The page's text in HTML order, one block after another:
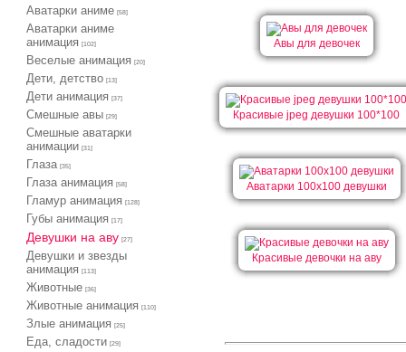
Аватарки аниме [58]
Аватарки аниме
анимация
[102]
Веселые анимация [20]
Дети, детство [13]
Дети анимация [37]
Cмешные авы [29]
Cмешные аватарки
анимации
[31]
Глаза [35]
Глаза анимация [58]
Гламур анимация [128]
Губы анимация [17]
Девушки на аву [27]
Девушки и звезды
анимация
[113]
Животные [36]
Животные анимация [110]
Злые анимация [25]
Еда, сладости [29]
Авы для девочек
Красивые jpeg девушки 100*100
Аватарки 100х100 девушки
Красивые девочки на аву